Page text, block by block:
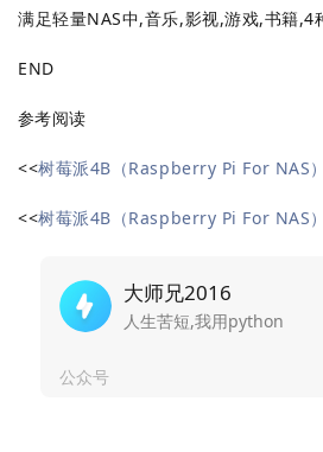
满足轻量NAS中,音乐,影视,游戏,书籍,4
END
参考阅读
<<树莓派4B（Raspberry Pi For NAS
<<树莓派4B（Raspberry Pi For NAS
大师兄2016
人生苦短,我用python
公众号